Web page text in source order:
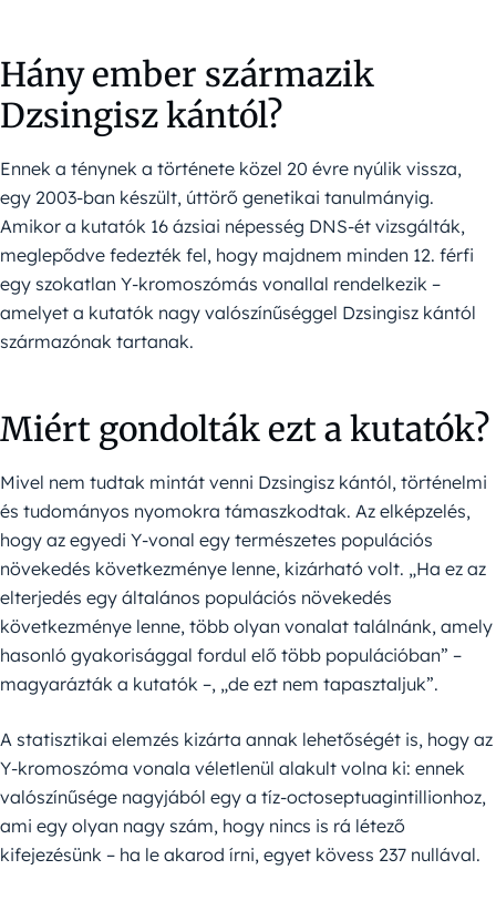
Hány ember származik
Dzsingisz kántól?
Ennek a ténynek a története közel 20 évre nyúlik vissza,
egy 2003-ban készült, úttörő genetikai tanulmányig.
Amikor a kutatók 16 ázsiai népesség DNS-ét vizsgálták,
meglepődve fedezték fel, hogy majdnem minden 12. férfi
egy szokatlan Y-kromoszómás vonallal rendelkezik –
amelyet a kutatók nagy valószínűséggel Dzsingisz kántól
származónak tartanak.
Miért gondolták ezt a kutatók?
Mivel nem tudtak mintát venni Dzsingisz kántól, történelmi
és tudományos nyomokra támaszkodtak. Az elképzelés,
hogy az egyedi Y-vonal egy természetes populációs
növekedés következménye lenne, kizárható volt. „Ha ez az
elterjedés egy általános populációs növekedés
következménye lenne, több olyan vonalat találnánk, amely
hasonló gyakorisággal fordul elő több populációban” –
magyarázták a kutatók –, „de ezt nem tapasztaljuk”.
A statisztikai elemzés kizárta annak lehetőségét is, hogy az
Y-kromoszóma vonala véletlenül alakult volna ki: ennek
valószínűsége nagyjából egy a tíz-octoseptuagintillionhoz,
ami egy olyan nagy szám, hogy nincs is rá létező
kifejezésünk – ha le akarod írni, egyet kövess 237 nullával.